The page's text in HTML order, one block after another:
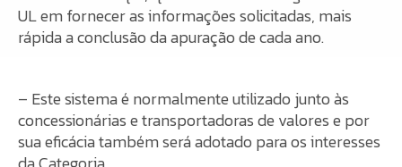
UL em fornecer as informações solicitadas, mais
rápida a conclusão da apuração de cada ano.
– Este sistema é normalmente utilizado junto às
concessionárias e transportadoras de valores e por
sua eficácia também será adotado para os interesses